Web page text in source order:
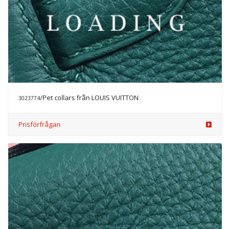
3023774/Pet collars från LOUIS VUITTON
Prisförfrågan